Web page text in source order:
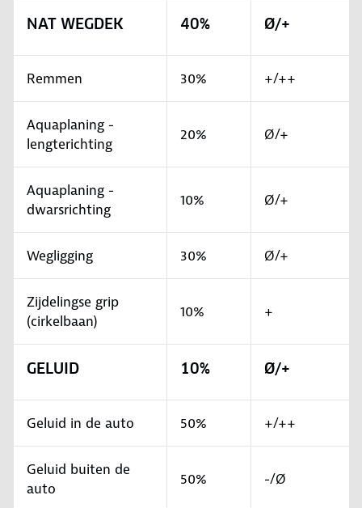
NAT WEGDEK 40% Ø/+
Remmen 30% +/++
Aquaplaning -
lengterichting
20% Ø/+
Aquaplaning -
dwarsrichting
10% Ø/+
Wegligging 30% Ø/+
Zijdelingse grip
(cirkelbaan)
10% +
GELUID 10% Ø/+
Geluid in de auto 50% +/++
Geluid buiten de
auto
50% -/Ø